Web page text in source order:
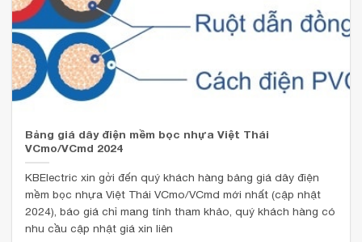
Bảng giá dây điện mềm bọc nhựa Việt Thái
VCmo/VCmd 2024
KBElectric xin gởi đến quý khách hàng bảng giá dây điện
mềm bọc nhựa Việt Thái VCmo/VCmd mới nhất (cập nhật
2024), báo giá chỉ mang tính tham khảo, quý khách hàng có
nhu cầu cập nhật giá xin liên